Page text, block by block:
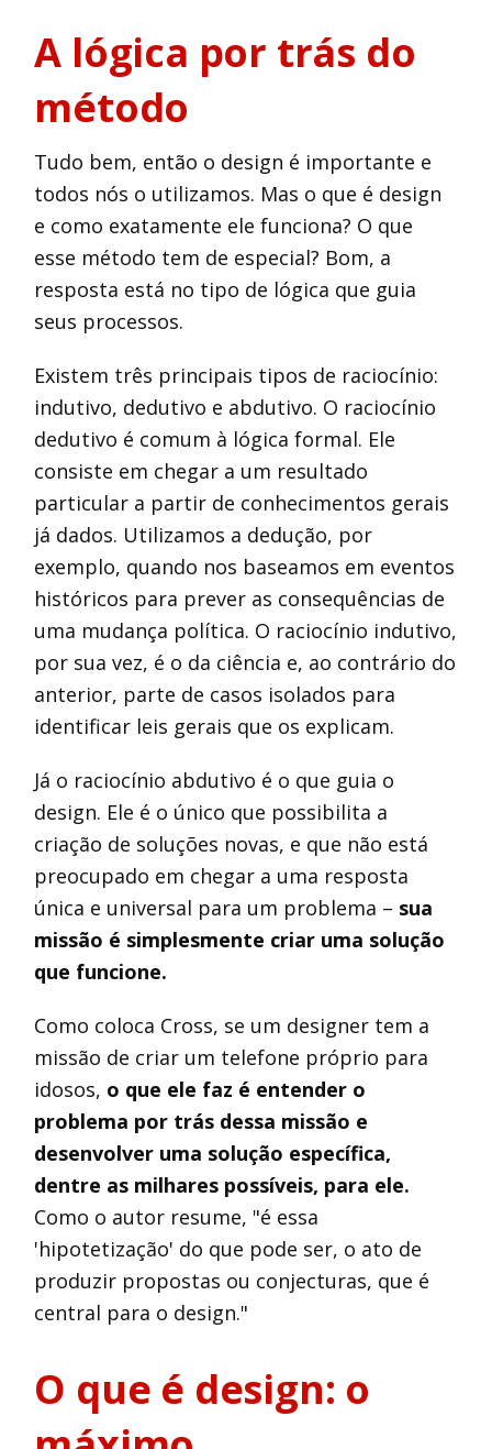
A lógica por trás do
método
Tudo bem, então o design é importante e
todos nós o utilizamos. Mas o que é design
e como exatamente ele funciona? O que
esse método tem de especial? Bom, a
resposta está no tipo de lógica que guia
seus processos.
Existem três principais tipos de raciocínio:
indutivo, dedutivo e abdutivo. O raciocínio
dedutivo é comum à lógica formal. Ele
consiste em chegar a um resultado
particular a partir de conhecimentos gerais
já dados. Utilizamos a dedução, por
exemplo, quando nos baseamos em eventos
históricos para prever as consequências de
uma mudança política. O raciocínio indutivo,
por sua vez, é o da ciência e, ao contrário do
anterior, parte de casos isolados para
identificar leis gerais que os explicam.
Já o raciocínio abdutivo é o que guia o
design. Ele é o único que possibilita a
criação de soluções novas, e que não está
preocupado em chegar a uma resposta
única e universal para um problema – sua
missão é simplesmente criar uma solução
que funcione.
Como coloca Cross, se um designer tem a
missão de criar um telefone próprio para
idosos, o que ele faz é entender o
problema por trás dessa missão e
desenvolver uma solução específica,
dentre as milhares possíveis, para ele.
Como o autor resume, "é essa
'hipotetização' do que pode ser, o ato de
produzir propostas ou conjecturas, que é
central para o design."
O que é design: o